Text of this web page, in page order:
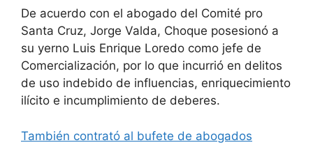
De acuerdo con el abogado del Comité pro
Santa Cruz, Jorge Valda, Choque posesionó a
su yerno Luis Enrique Loredo como jefe de
Comercialización, por lo que incurrió en delitos
de uso indebido de influencias, enriquecimiento
ilícito e incumplimiento de deberes.
También contrató al bufete de abogados